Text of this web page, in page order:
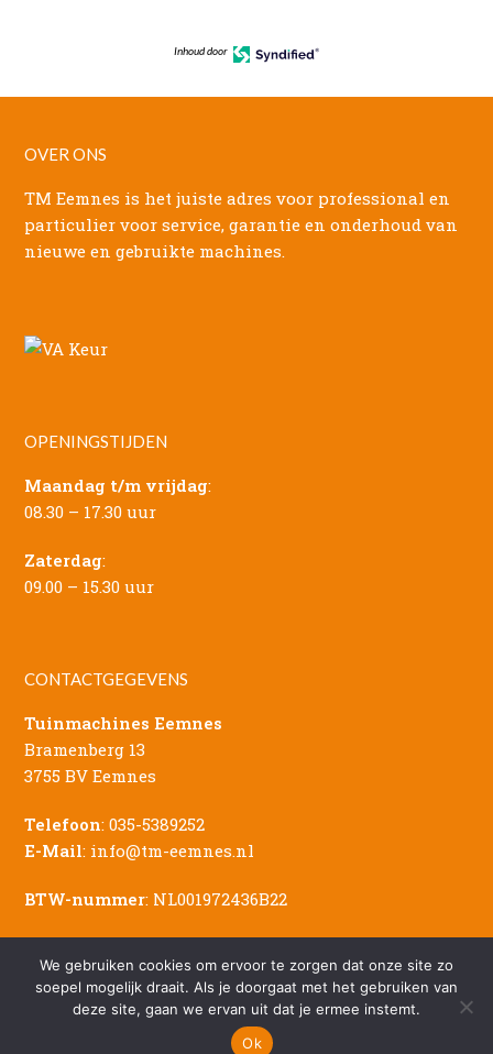
Inhoud door
OVER ONS
TM Eemnes is het juiste adres voor professional en
particulier voor service, garantie en onderhoud van
nieuwe en gebruikte machines.
OPENINGSTIJDEN
Maandag t/m vrijdag:
08.30 – 17.30 uur
Zaterdag:
09.00 – 15.30 uur
CONTACTGEGEVENS
Tuinmachines Eemnes
Bramenberg 13
3755 BV Eemnes
Telefoon:035-5389252
E-Mail: info@tm-eemnes.nl
BTW-nummer: NL001972436B22
© Copyright - 2026 Tuinmachines Eemnes
Privacy Verklaring
We gebruiken cookies om ervoor te zorgen dat onze site zo
soepel mogelijk draait. Als je doorgaat met het gebruiken van
deze site, gaan we ervan uit dat je ermee instemt.
Ok